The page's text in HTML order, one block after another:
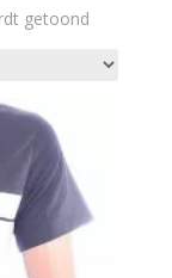
getoond
nieuwste